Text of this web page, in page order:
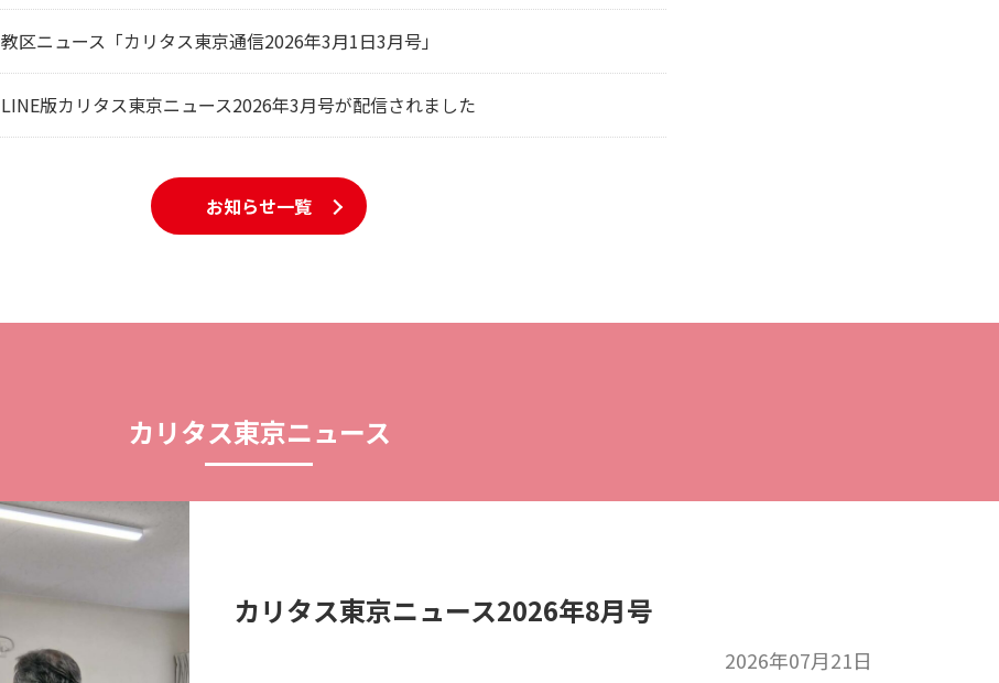
教区ニュース「カリタス東京通信2026年3月1日3月号」
LINE版カリタス東京ニュース2026年3月号が配信されました
お知らせ一覧
カリタス東京ニュース
カリタス東京ニュース2026年8月号
2026年07月21日